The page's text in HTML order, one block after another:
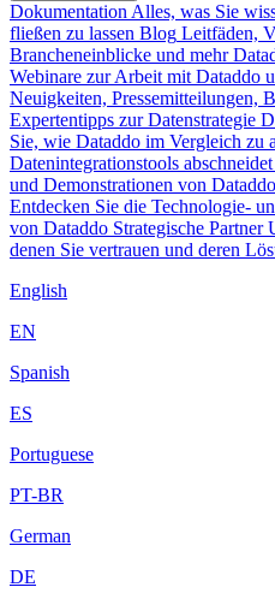
Dokumentation Alles, was Sie
fließen zu lassen Blog Leitfäden,
Brancheneinblicke und mehr
Webinare zur Arbeit mit Dataddo
Neuigkeiten, Pressemitteilungen,
Expertentipps zur Datenstrategie
Sie, wie Dataddo im Vergleich zu
Datenintegrationstools abschneidet
und Demonstrationen von
Entdecken Sie die Technologie-
von Dataddo Strategische Partner
denen Sie vertrauen und deren
English
EN
Spanish
ES
Portuguese
PT-BR
German
DE